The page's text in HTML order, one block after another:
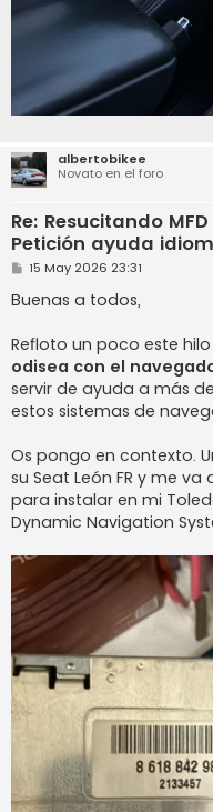
albertobikee
Novato en el foro
Re: Resucitando
Petición ayuda
M
n
s
j
e
15 May 2026 23:31
Buenas a todos,
Refloto un poco este
odisea con el
servir de ayuda a más
estos sistemas de
Os pongo en contexto.
su Seat León FR y me
para instalar en mi
Dynamic Navigation